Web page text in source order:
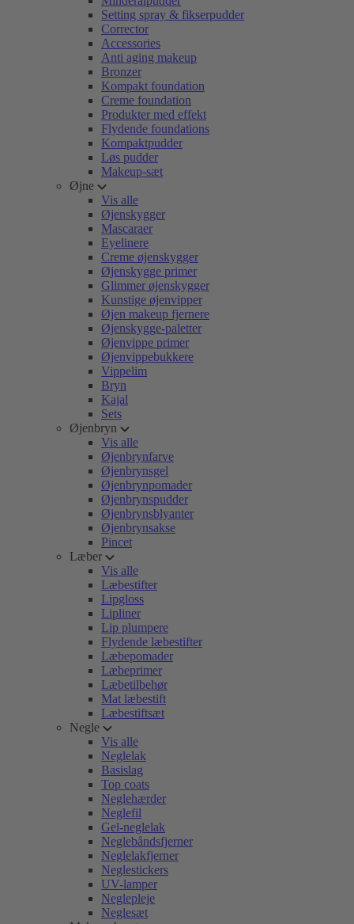
Setting spray & fikserpudder
Corrector
Accessories
Anti aging makeup
Bronzer
Kompakt foundation
Creme foundation
Produkter med effekt
Flydende foundations
Kompaktpudder
Løs pudder
Makeup-sæt
Øjne
Vis alle
Øjenskygger
Mascaraer
Eyelinere
Creme øjenskygger
Øjenskygge primer
Glimmer øjenskygger
Kunstige øjenvipper
Øjen makeup fjernere
Øjenskygge-paletter
Øjenvippe primer
Øjenvippebukkere
Vippelim
Bryn
Kajal
Sets
Øjenbryn
Vis alle
Øjenbrynfarve
Øjenbrynsgel
Øjenbrynpomader
Øjenbrynspudder
Øjenbrynsblyanter
Øjenbrynsakse
Pincet
Læber
Vis alle
Læbestifter
Lipgloss
Lipliner
Lip plumpere
Flydende læbestifter
Læbepomader
Læbeprimer
Læbetilbehør
Mat læbestift
Læbestiftsæt
Negle
Vis alle
Neglelak
Basislag
Top coats
Neglehærder
Neglefil
Gel-neglelak
Neglebåndsfjerner
Neglelakfjerner
Neglestickers
UV-lamper
Neglepleje
Neglesæt